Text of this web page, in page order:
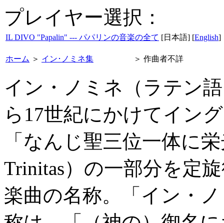
プレイヤー選択：
IL DIVO "Papalin" --- パパリンの音楽の全て [日本語] [English]
ホーム ＞ イン･ノミネ集 ＞ 作曲者不詳
イン・ノミネ（ラテン
ら17世紀にかけてイン
「なんじ聖三位一体に
Trinitas）の一部分を定
楽曲の名称。「イン・